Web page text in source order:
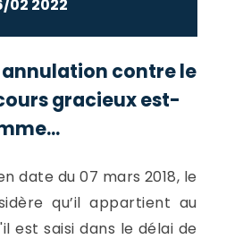
02 2022
annulation contre le
gracieux est-
date du 07 mars 2018, le
qu’il appartient au
est saisi dans le délai de